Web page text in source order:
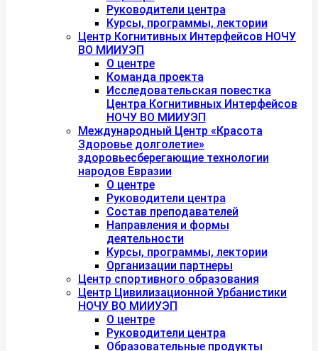
Руководители центра
Курсы, программы, лектории
Центр Когнитивных Интерфейсов НОЧУ
ВО МИИУЭП
О центре
Команда проекта
Исследовательская повестка
Центра Когнитивных Интерфейсов
НОЧУ ВО МИИУЭП
Международный Центр «Красота
Здоровье долголетие»
здоровьесберегающие технологии
народов Евразии
О центре
Руководители центра
Состав преподавателей
Направления и формы
деятельности
Курсы, программы, лектории
Организации партнеры
Центр спортивного образования
Центр Цивилизационной Урбанистики
НОЧУ ВО МИИУЭП
О центре
Руководители центра
Образовательные продукты